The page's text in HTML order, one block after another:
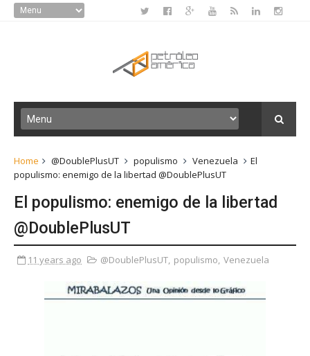
Home @DoublePlusUT populismo Venezuela
El
populismo: enemigo de la libertad @DoublePlusUT
El populismo: enemigo de la libertad
@DoublePlusUT
11 years ago @DoublePlusUT, populismo, Venezuela